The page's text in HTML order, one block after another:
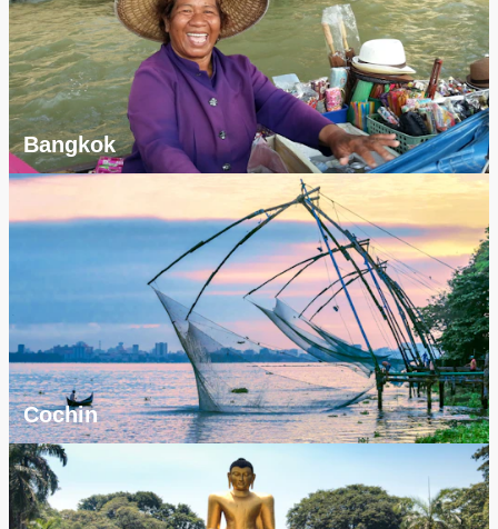
Bangkok
Cochin